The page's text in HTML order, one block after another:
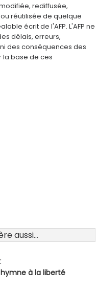
rediffusée,
réutilisée de quelque
écrit de l'AFP. L'AFP ne
délais, erreurs,
des conséquences des
la base de ces
aussi...
à la liberté